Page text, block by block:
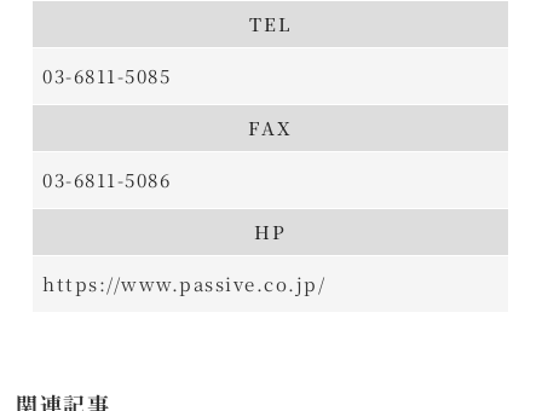
TEL
03-6811-5085
FAX
03-6811-5086
HP
https://www.passive.co.jp/
関連記事